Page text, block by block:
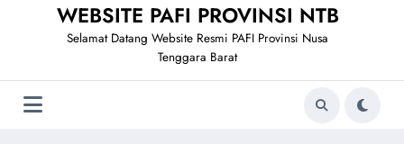
WEBSITE PAFI PROVINSI NTB
Selamat Datang Website Resmi PAFI Provinsi Nusa
Tenggara Barat